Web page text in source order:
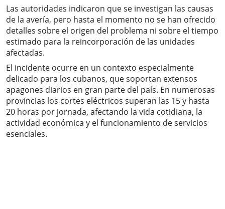
Las autoridades indicaron que se investigan las causas
de la avería, pero hasta el momento no se han ofrecido
detalles sobre el origen del problema ni sobre el tiempo
estimado para la reincorporación de las unidades
afectadas.
El incidente ocurre en un contexto especialmente
delicado para los cubanos, que soportan extensos
apagones diarios en gran parte del país. En numerosas
provincias los cortes eléctricos superan las 15 y hasta
20 horas por jornada, afectando la vida cotidiana, la
actividad económica y el funcionamiento de servicios
esenciales.